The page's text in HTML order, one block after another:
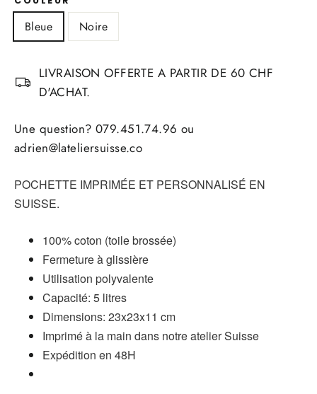
Bleue Noire
LIVRAISON OFFERTE A PARTIR DE 60 CHF
D'ACHAT.
Une question? 079.451.74.96 ou
adrien@lateliersuisse.co
POCHETTE IMPRIMÉE ET PERSONNALISÉ EN
SUISSE.
100% coton (toile brossée)
Fermeture à glissière
Utilisation polyvalente
Capacité: 5 litres
Dimensions: 23x23x11 cm
Imprimé à la main dans notre atelier Suisse
Expédition en 48H